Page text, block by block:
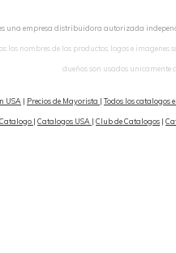
una empresa distribuidora autorizada
los nombres de los productos, logos e
dueños son usados unicamente
USA | Precios de Mayorista | Todos los catalogos
| Catalogos USA | Club de Catalogos |